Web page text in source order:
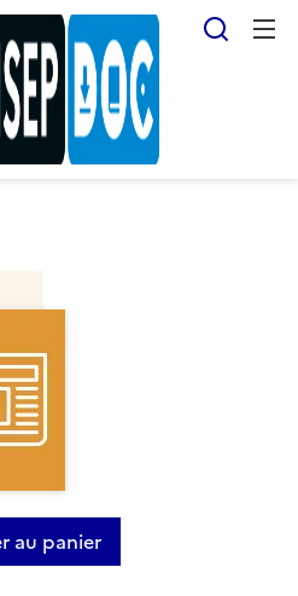
au panier